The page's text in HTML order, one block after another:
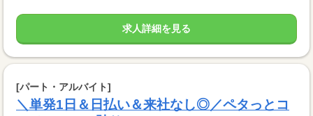
求人詳細を見る
[パート・アルバイト]
＼単発1日＆日払い＆来社なし◎／ペタっとコ